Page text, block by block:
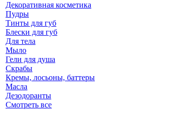
Декоративная косметика
Пудры
Тинты для губ
Блески для губ
Для тела
Мыло
Гели для душа
Скрабы
Кремы, лосьоны, баттеры
Масла
Дезодоранты
Смотреть все